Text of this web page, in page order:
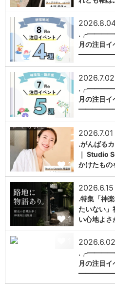
1
月の注
1
2026.7.02
月の注
1
2026.7.01
.がんばる
｜ Studio
かけたも
1
2026.6.15
.特集「神
たいない」
い心地よ
2026.6.02
月の注目